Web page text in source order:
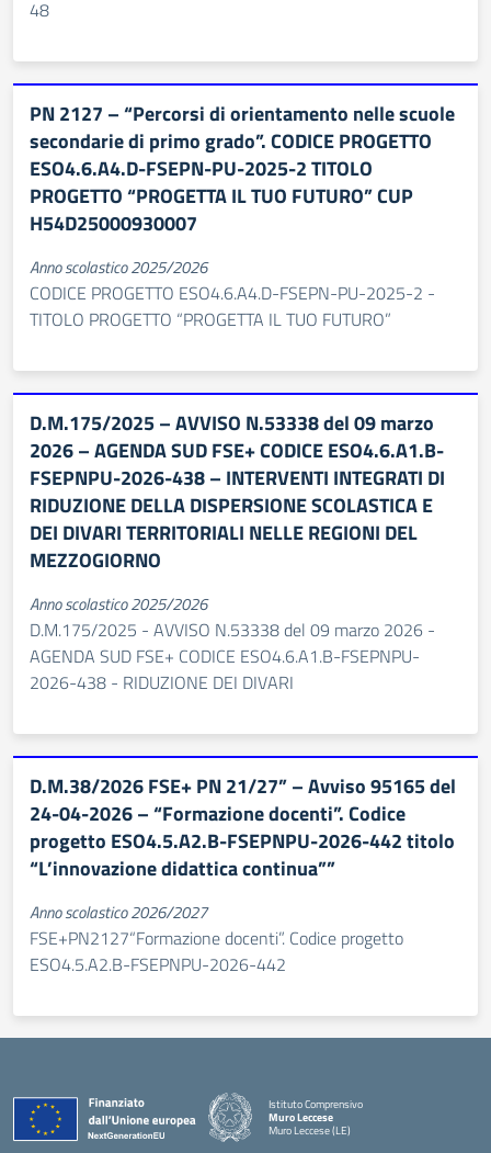
48
PN 2127 – “Percorsi di orientamento nelle scuole
secondarie di primo grado”. CODICE PROGETTO
ESO4.6.A4.D-FSEPN-PU-2025-2 TITOLO
PROGETTO “PROGETTA IL TUO FUTURO” CUP
H54D25000930007
Anno scolastico 2025/2026
CODICE PROGETTO ESO4.6.A4.D-FSEPN-PU-2025-2 -
TITOLO PROGETTO “PROGETTA IL TUO FUTURO”
D.M.175/2025 – AVVISO N.53338 del 09 marzo
2026 – AGENDA SUD FSE+ CODICE ESO4.6.A1.B-
FSEPNPU-2026-438 – INTERVENTI INTEGRATI DI
RIDUZIONE DELLA DISPERSIONE SCOLASTICA E
DEI DIVARI TERRITORIALI NELLE REGIONI DEL
MEZZOGIORNO
Anno scolastico 2025/2026
D.M.175/2025 - AVVISO N.53338 del 09 marzo 2026 -
AGENDA SUD FSE+ CODICE ESO4.6.A1.B-FSEPNPU-
2026-438 - RIDUZIONE DEI DIVARI
D.M.38/2026 FSE+ PN 21/27” – Avviso 95165 del
24-04-2026 – “Formazione docenti”. Codice
progetto ESO4.5.A2.B-FSEPNPU-2026-442 titolo
“L’innovazione didattica continua””
Anno scolastico 2026/2027
FSE+PN2127“Formazione docenti”. Codice progetto
ESO4.5.A2.B-FSEPNPU-2026-442
Istituto Comprensivo
Muro Leccese
Muro Leccese (LE)